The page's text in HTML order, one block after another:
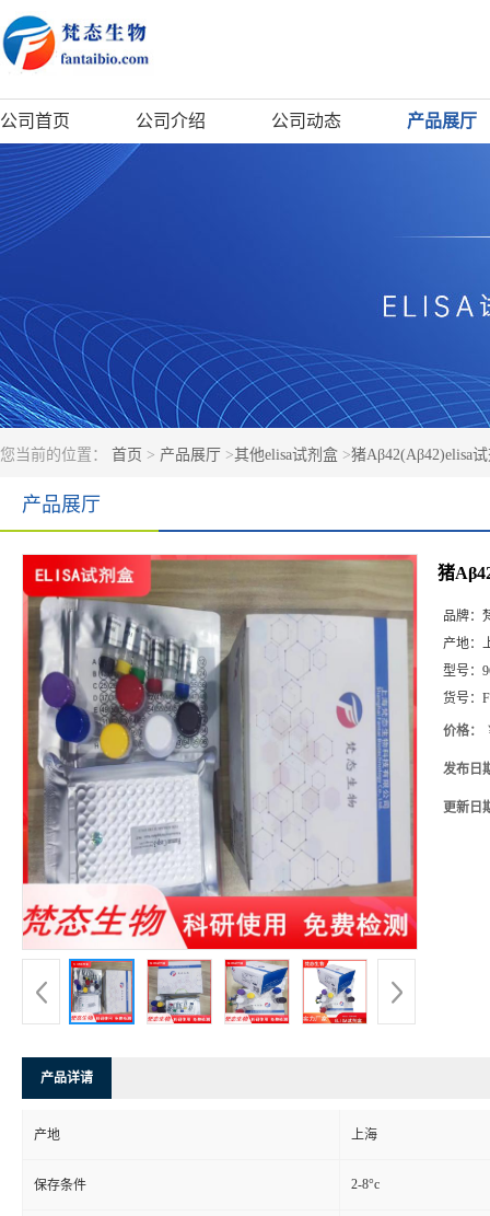
公司首页 公司介绍 公司动态 产品展厅
您当前的位置： 首页 > 产品展厅 >其他elisa试剂盒 >猪Aβ42(Aβ42)elisa
产品展厅
猪
品牌：
产地：
型号：
货号：
价格：
发布日
更新日
产品详请
产地 上海
保存条件 2-8°c